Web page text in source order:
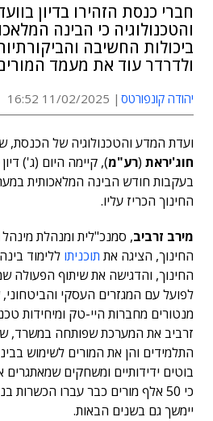
חברי כנסת הזהירו בדיון
והטכנולוגיה כי הבינה
ביכולות החשיבה
ולדרדר עוד את מעמד
יהודה קונפורטס 11/02/2025 16:52
ועדת המדע והטכנולוגיה של
חוג'יראת (רע"מ), קיימה היום (ג')
בעקבות חודש הבינה המלאכותית
החינוך הכריז עליו.
מירב זרביב, סמנכ"לית ומנהלת
החינוך, הציגה את תוכניתו ללימוד
החינוך, והדגישה את שיתוף הפעולה
מנטורים מחברות היי-טק ומיחידות
זרביב את המערכת שפותחה במשרד,
התלמידים והן את המורים לשימוש
בוטים ידידותיים ומשחקים שמאתגרים
יימשך גם בשנים הבאות.